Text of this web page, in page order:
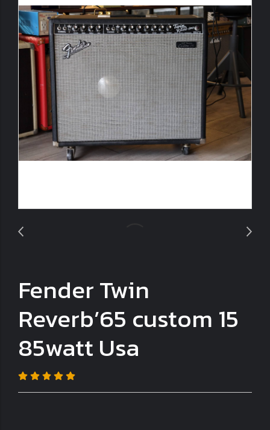
Fender Twin
Reverb’65 custom 15
85watt Usa